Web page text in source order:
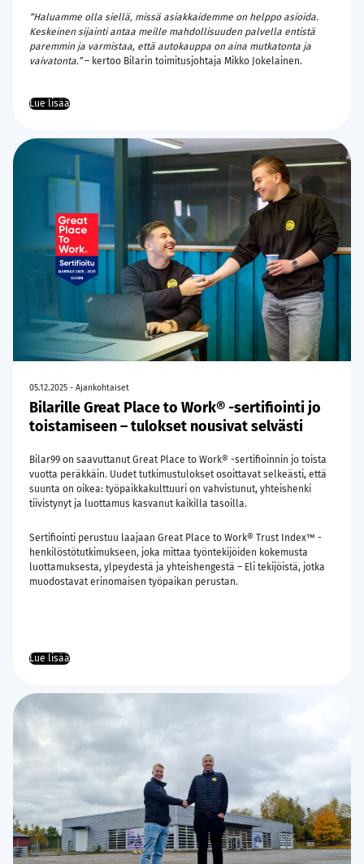
“Haluamme olla siellä, missä asiakkaidemme on helppo asioida.
Keskeinen sijainti antaa meille mahdollisuuden palvella entistä
paremmin ja varmistaa, että autokauppa on aina mutkatonta ja
vaivatonta.”– kertoo Bilarin toimitusjohtaja Mikko Jokelainen.
Lue lisää
05.12.2025 - Ajankohtaiset
Bilarille Great Place to Work® -sertifiointi jo
toistamiseen – tulokset nousivat selvästi
Bilar99 on saavuttanut Great Place to Work® -sertifioinnin jo toista
vuotta peräkkäin. Uudet tutkimustulokset osoittavat selkeästi, että
suunta on oikea: työpaikkakulttuuri on vahvistunut, yhteishenki
tiivistynyt ja luottamus kasvanut kaikilla tasoilla.
Sertifiointi perustuu laajaan Great Place to Work® Trust Index™ -
henkilöstötutkimukseen, joka mittaa työntekijöiden kokemusta
luottamuksesta, ylpeydestä ja yhteishengestä – Eli tekijöistä, jotka
muodostavat erinomaisen työpaikan perustan.
Lue lisää